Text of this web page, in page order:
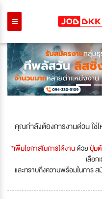
Previous
คุณกำลังต้องการงานด่วน ใช่
*เพิ่มโอกาสในการได้งานด้วยปุ่ม
เลือก
และทราบถึงความพร้อมในการ